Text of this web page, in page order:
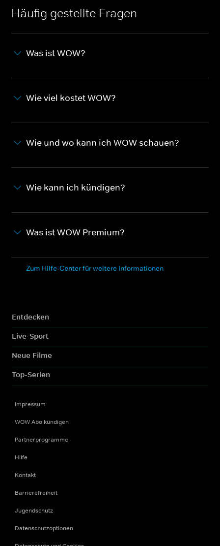
Häufig gestellte Fragen
Was ist WOW?
Wie viel kostet WOW?
Wie und wo kann ich WOW schauen?
Wie kann ich kündigen?
Was ist WOW Premium?
Zum Hilfe-Center für weitere Informationen
Entdecken
Live-Sport
Neue Filme
Top-Serien
Impressum
WOW Abo kündigen
Partnerprogramme
Hilfe
Kontakt
Barrierefreiheit
Jugendschutz
Datenschutzoptionen